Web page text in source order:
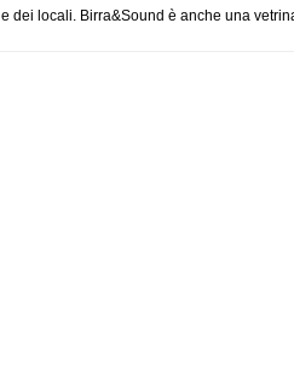
e dei locali. Birra&Sound è anche una